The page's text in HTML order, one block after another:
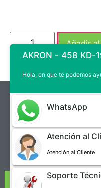
Añadir
Zona Industrial de
Teléfono de Atención
Teléfono de Soporte
AKRON - 458 KD-
Hola, en que te podemos
WhatsApp
Atención al
Atención al Cliente
Soporte